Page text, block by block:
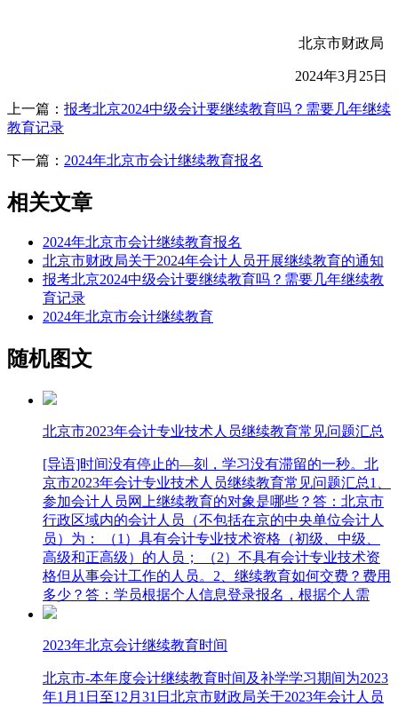
北京市财政局
2024年3月25日
上一篇： 报考北京2024中级会计要继续教育吗？需要几年继续
教育记录
下一篇： 2024年北京市会计继续教育报名
相关文章
2024年北京市会计继续教育报名
北京市财政局关于2024年会计人员开展继续教育的通知
报考北京2024中级会计要继续教育吗？需要几年继续教
育记录
2024年北京市会计继续教育
随机图文
北京市2023年会计专业技术人员继续教育常见问题汇总
[导语]时间没有停止的—刻，学习没有滞留的一秒。北
京市2023年会计专业技术人员继续教育常见问题汇总1、
参加会计人员网上继续教育的对象是哪些？答：北京市
行政区域内的会计人员（不包括在京的中央单位会计人
员）为： （1）具有会计专业技术资格（初级、中级、
高级和正高级）的人员； （2）不具有会计专业技术资
格但从事会计工作的人员。2、继续教育如何交费？费用
多少？答：学员根据个人信息登录报名，根据个人需
2023年北京会计继续教育时间
北京市-本年度会计继续教育时间及补学学习期间为2023
年1月1日至12月31日北京市财政局关于2023年会计人员